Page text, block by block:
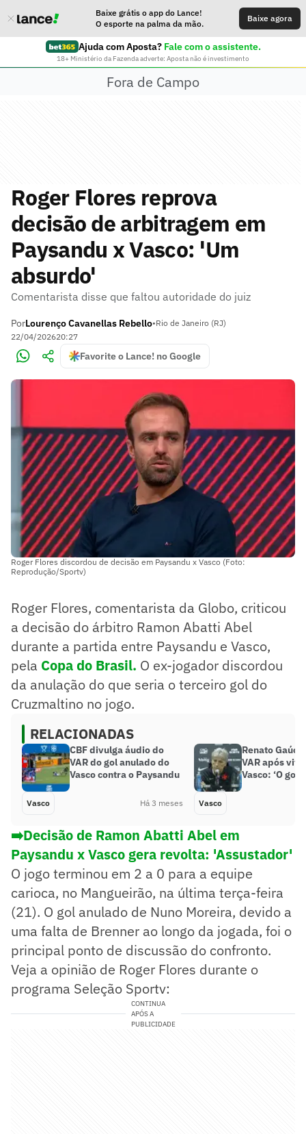
Baixe grátis o app do Lance!
O esporte na palma da mão.
Baixe agora
Ajuda com Aposta? Fale com o assistente.
18+ Ministério da Fazenda adverte: Aposta não é investimento
Fora de Campo
Roger Flores reprova
decisão de arbitragem em
Paysandu x Vasco: 'Um
absurdo'
Comentarista disse que faltou autoridade do juiz
PorLourenço Cavanellas Rebello•Rio de Janeiro (RJ)
22/04/202620:27
Favorite o Lance! no Google
Roger Flores discordou de decisão em Paysandu x Vasco (Foto:
Reprodução/Sportv)
Roger Flores, comentarista da Globo, criticou
a decisão do árbitro Ramon Abatti Abel
durante a partida entre Paysandu e Vasco,
pela Copa do Brasil. O ex-jogador discordou
da anulação do que seria o terceiro gol do
Cruzmaltino no jogo.
RELACIONADAS
CBF divulga áudio do
VAR do gol anulado do
Vasco contra o Paysandu
Vasco Há 3 meses
Renato
VAR após
Vasco: ‘O gol
Vasco
➡️Decisão de Ramon Abatti Abel em
Paysandu x Vasco gera revolta: 'Assustador'
O jogo terminou em 2 a 0 para a equipe
carioca, no Mangueirão, na última terça-feira
(21). O gol anulado de Nuno Moreira, devido a
uma falta de Brenner ao longo da jogada, foi o
principal ponto de discussão do confronto.
Veja a opinião de Roger Flores durante o
programa Seleção Sportv:
CONTINUA
APÓS A
PUBLICIDADE